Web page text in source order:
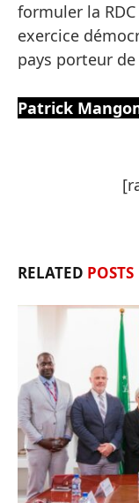
formuler la
exercice
pays porteur
Patrick
RELATED POSTS